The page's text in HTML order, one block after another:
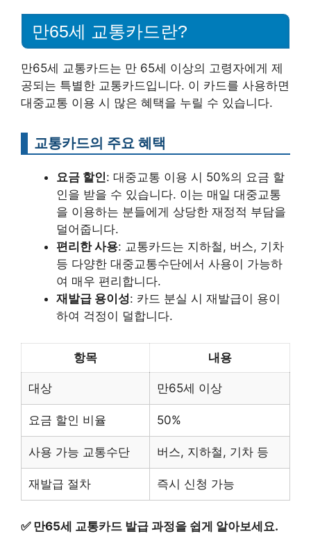
만65세 교통카드란?
만65세 교통카드는 만 65세 이상의 고령자에게 제
공되는 특별한 교통카드입니다. 이 카드를 사용하면
대중교통 이용 시 많은 혜택을 누릴 수 있습니다.
교통카드의 주요 혜택
요금 할인: 대중교통 이용 시 50%의 요금 할
인을 받을 수 있습니다. 이는 매일 대중교통
을 이용하는 분들에게 상당한 재정적 부담을
덜어줍니다.
편리한 사용: 교통카드는 지하철, 버스, 기차
등 다양한 대중교통수단에서 사용이 가능하
여 매우 편리합니다.
재발급 용이성: 카드 분실 시 재발급이 용이
하여 걱정이 덜합니다.
항목 내용
대상 만65세 이상
요금 할인 비율 50%
사용 가능 교통수단 버스, 지하철, 기차 등
재발급 절차 즉시 신청 가능
✅ 만65세 교통카드 발급 과정을 쉽게 알아보세요.